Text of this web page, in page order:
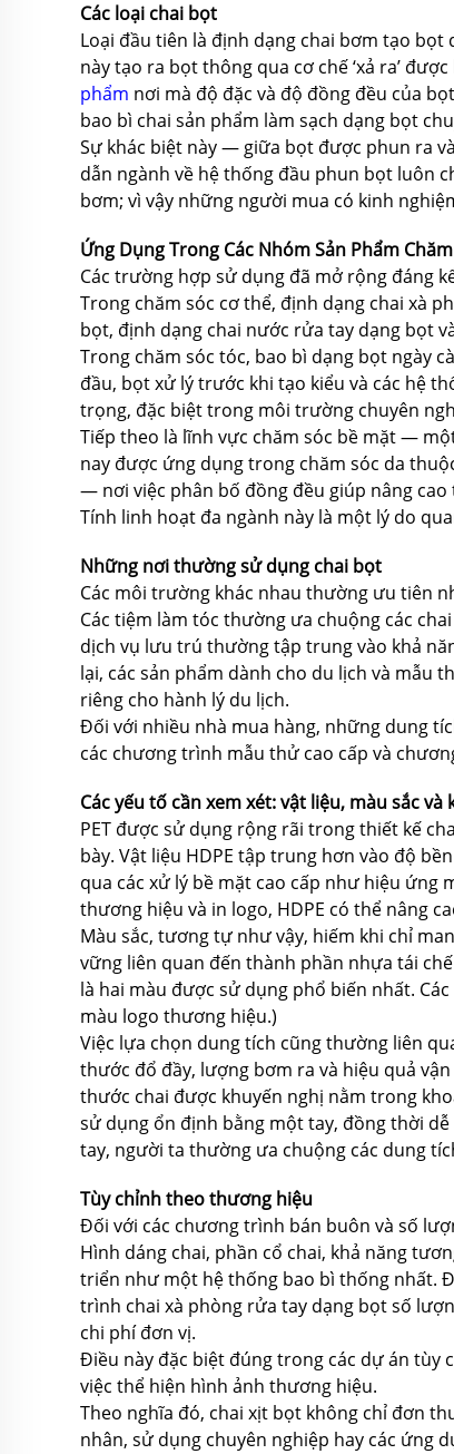
Các loại chai bọt
Loại đầu tiên là định dạng chai bơm tạo
này tạo ra bọt thông qua cơ chế ‘xả ra’
phẩm nơi mà độ đặc và độ đồng đều của
bao bì chai sản phẩm làm sạch dạng bọt
Sự khác biệt này — giữa bọt được phun ra
dẫn ngành về hệ thống đầu phun bọt luôn
bơm; vì vậy những người mua có kinh
Ứng Dụng Trong Các Nhóm Sản Phẩm
Các trường hợp sử dụng đã mở rộng đáng
Trong chăm sóc cơ thể, định dạng chai xà
bọt, định dạng chai nước rửa tay dạng bọt
Trong chăm sóc tóc, bao bì dạng bọt ngày
đầu, bọt xử lý trước khi tạo kiểu và các hệ
trọng, đặc biệt trong môi trường chuyên
Tiếp theo là lĩnh vực chăm sóc bề mặt —
nay được ứng dụng trong chăm sóc da
— nơi việc phân bố đồng đều giúp nâng
Tính linh hoạt đa ngành này là một lý do
Những nơi thường sử dụng chai bọt
Các môi trường khác nhau thường ưu tiên
Các tiệm làm tóc thường ưa chuộng các
dịch vụ lưu trú thường tập trung vào khả
lại, các sản phẩm dành cho du lịch và mẫu
riêng cho hành lý du lịch.
Đối với nhiều nhà mua hàng, những dung
các chương trình mẫu thử cao cấp và
Các yếu tố cần xem xét: vật liệu, màu sắc và
PET được sử dụng rộng rãi trong thiết kế
bày. Vật liệu HDPE tập trung hơn vào độ
qua các xử lý bề mặt cao cấp như hiệu ứng
thương hiệu và in logo, HDPE có thể nâng
Màu sắc, tương tự như vậy, hiếm khi chỉ
vững liên quan đến thành phần nhựa tái
là hai màu được sử dụng phổ biến nhất.
màu logo thương hiệu.)
Việc lựa chọn dung tích cũng thường liên
thước đổ đầy, lượng bơm ra và hiệu quả
thước chai được khuyến nghị nằm trong
sử dụng ổn định bằng một tay, đồng thời
tay, người ta thường ưa chuộng các dung
Tùy chỉnh theo thương hiệu
Đối với các chương trình bán buôn và số
Hình dáng chai, phần cổ chai, khả năng
triển như một hệ thống bao bì thống nhất.
trình chai xà phòng rửa tay dạng bọt số
chi phí đơn vị.
Điều này đặc biệt đúng trong các dự án tùy
việc thể hiện hình ảnh thương hiệu.
Theo nghĩa đó, chai xịt bọt không chỉ đơn
nhân, sử dụng chuyên nghiệp hay các ứng